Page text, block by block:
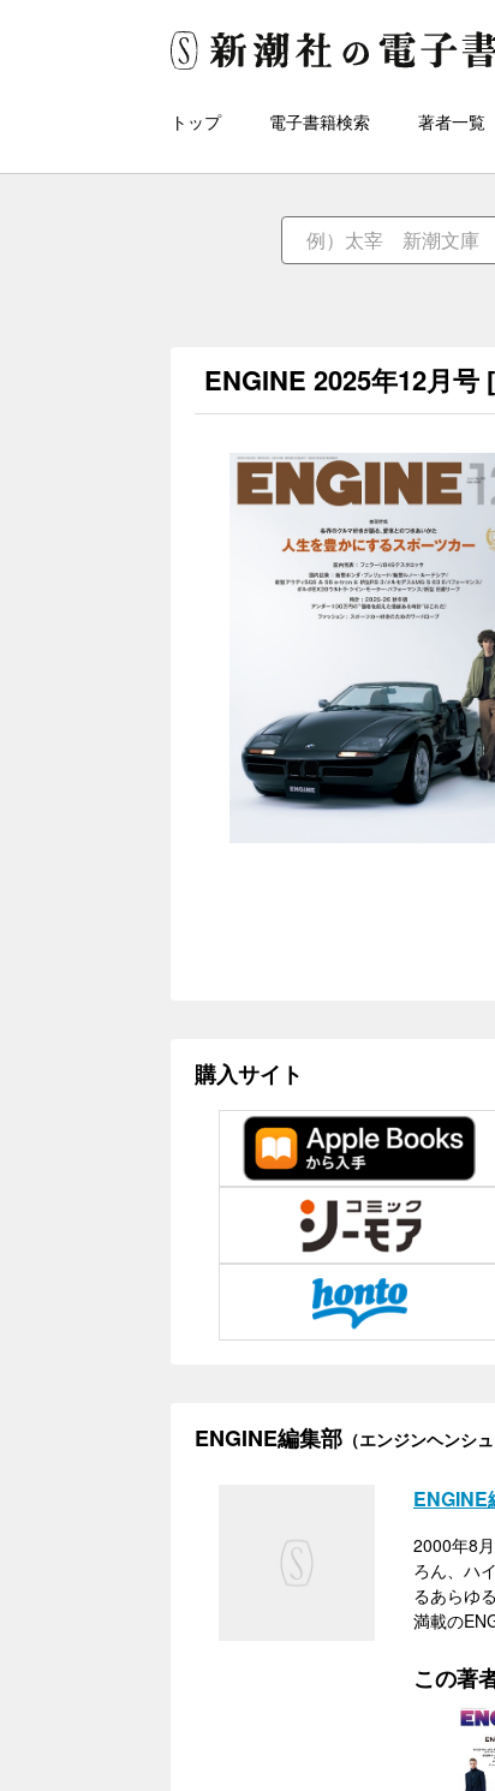
トップ 電子書籍検索 著者一覧
ENGINE 2025年12月号
購入サイト
ENGINE編集部 （エンジンヘンシュ
ENGINE
2000年8
ろん、ハ
るあらゆ
満載の
この著